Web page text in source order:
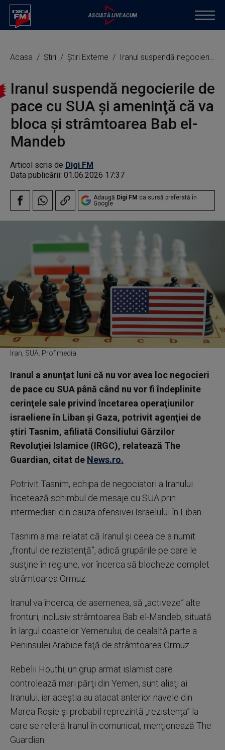
Acasa Știri Știri Externe Iranul suspendă negocierile de pace cu SUA şi ameninţă că va bloca şi strâmtoarea Bab el-Mandeb
Iranul suspendă negocierile de
pace cu SUA şi ameninţă că va
bloca şi strâmtoarea Bab el-
Mandeb
Articol scris de Digi FM
Data publicării: 01.06.2026 17:37
Adaugă Digi FM ca sursă preferată în
Google
Iran, SUA. Profimedia
Iranul a anunţat luni că nu vor avea loc negocieri
de pace cu SUA până când nu vor fi îndeplinite
cerinţele sale privind încetarea operaţiunilor
israeliene în Liban şi Gaza, potrivit agenţiei de
ştiri Tasnim, afiliată Consiliului Gărzilor
Revoluţiei Islamice (IRGC), relatează The
Guardian, citat de News.ro.
Potrivit Tasnim, echipa de negociatori a Iranului
încetează schimbul de mesaje cu SUA prin
intermediari din cauza ofensivei Israelului în Liban.
Tasnim a mai relatat că Iranul şi ceea ce a numit
„frontul de rezistenţă”, adică grupările pe care le
susţine în regiune, vor încerca să blocheze complet
strâmtoarea Ormuz.
Iranul va încerca, de asemenea, să „activeze” alte
fronturi, inclusiv strâmtoarea Bab el-Mandeb, situată
în largul coastelor Yemenului, de cealaltă parte a
Peninsulei Arabice faţă de strâmtoarea Ormuz.
Rebelii Houthi, un grup armat islamist care
controlează mari părţi din Yemen, sunt aliaţi ai
Iranului, iar aceştia au atacat anterior navele din
Marea Roşie şi probabil reprezintă „rezistenţa” la
care se referă Iranul în comunicat, menţionează The
Guardian.